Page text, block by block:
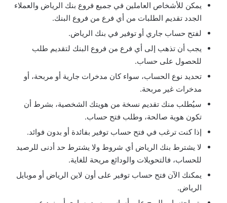
يمكن للأشخاص العاملين في جميع فروع بنك الرياض والعملاء
الجدد تقديم الطلبات من أي فرع من فروع البنك.
لفتح حساب جاري أو توفير في بنك الرياض.
يجب أن تذهب إلى أي فرع من فروع البنك لتقديم طلب
للحصول على حساب.
تحديد نوع الحساب، سواء كان مدخرات جارية أو مربحة، أو
مدخرات غير مربحة.
سيُطلب منك تقديم نسخة من هويتك الشخصية، بشرط أن
تكون هوية صالحة، وطلب فتح حساب.
إذا كنت ترغب في فتح حساب توفير بفائدة أو بدون فوائد.
لا يشترط بنك الرياض أي شروط ولا يشترط حد أدنى للرصيد
للحساب، فالتحويلات والودائع مريحة للغاية.
يمكنك الآن فتح حساب توفير على أون لاين الرياض أو موبايل
الرياض.